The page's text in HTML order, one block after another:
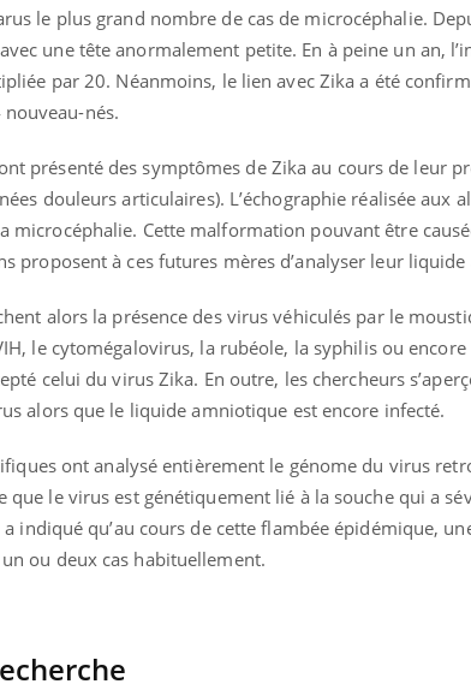
le plus grand nombre de cas de microcéphalie.
une tête anormalement petite. En à peine un an,
par 20. Néanmoins, le lien avec Zika a été
nés.
présenté des symptômes de Zika au cours de leur
douleurs articulaires). L’échographie réalisée aux
microcéphalie. Cette malformation pouvant être
proposent à ces futures mères d’analyser leur
alors la présence des virus véhiculés par le
le cytomégalovirus, la rubéole, la syphilis ou encore
celui du virus Zika. En outre, les chercheurs
alors que le liquide amniotique est encore infecté.
ont analysé entièrement le génome du virus
que le virus est génétiquement lié à la souche qui a
indiqué qu’au cours de cette flambée épidémique,
ou deux cas habituellement.
si on Youtube
Eczéma Chronique des Mains : se
préparer pour l’été !Youtube
rythme de vie ! Vacances, plage, piscine,
soleil, activités en plein air… Nos mains sont
...